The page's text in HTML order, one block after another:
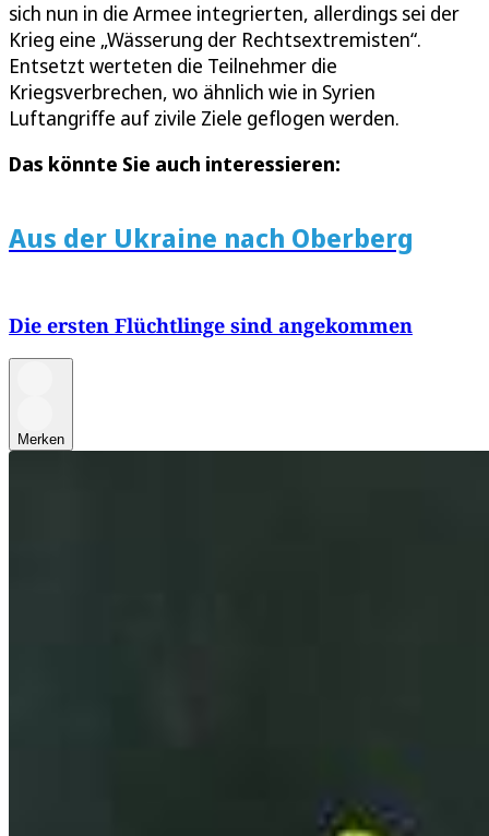
sich nun in die Armee integrierten, allerdings sei der
Krieg eine „Wässerung der Rechtsextremisten“.
Entsetzt werteten die Teilnehmer die
Kriegsverbrechen, wo ähnlich wie in Syrien
Luftangriffe auf zivile Ziele geflogen werden.
Das könnte Sie auch interessieren:
Aus der Ukraine nach Oberberg
Die ersten Flüchtlinge sind angekommen
Merken